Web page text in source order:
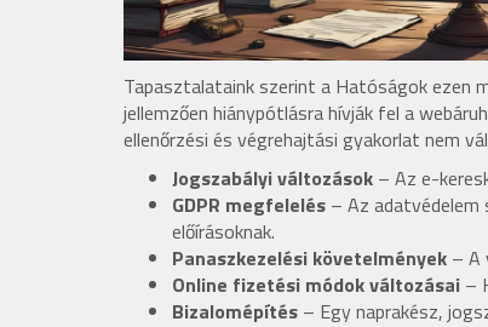
Tapasztalataink szerint a Hatóságok ezen
jellemzően hiánypótlásra hívják fel a
ellenőrzési és végrehajtási gyakorlat nem
Jogszabályi változások – Az e-
GDPR megfelelés – Az adatvédelem
előírásoknak.
Panaszkezelési követelmények – A
Online fizetési módok változásai –
Bizalomépítés – Egy naprakész,